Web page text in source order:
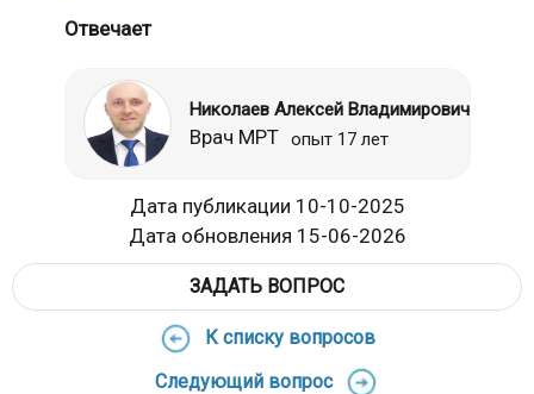
Отвечает
Николаев Алексей Владимирович
Врач МРТ опыт 17 лет
Дата публикации 10-10-2025
Дата обновления 15-06-2026
ЗАДАТЬ ВОПРОС
К списку вопросов
Следующий вопрос